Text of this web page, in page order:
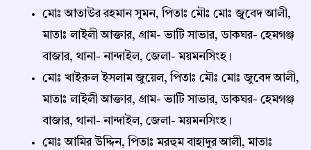
মোঃ আতাউর রহমান সুমন, পিতাঃ মৌঃ মোঃ জুবেদ আলী,
মাতাঃ লাইলী আক্তার, গ্রাম- ভাটি সাভার, ডাকঘর- হেমগঞ্জ
বাজার, থানা- নান্দাইল, জেলা- ময়মনসিংহ।
মোঃ খাইরুল ইসলাম জুয়েল, পিতাঃ মৌঃ মোঃ জুবেদ আলী,
মাতাঃ লাইলী আক্তার, গ্রাম- ভাটি সাভার, ডাকঘর- হেমগঞ্জ
বাজার, থানা- নান্দাইল, জেলা- ময়মনসিংহ।
মোঃ আমির উদ্দিন, পিতাঃ মরহুম বাহাদুর আলী, মাতাঃ